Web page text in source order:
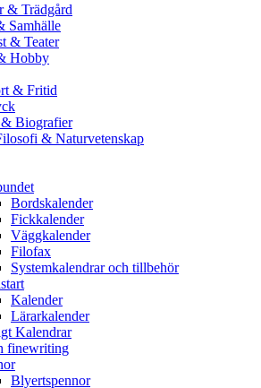
& Trädgård
Samhälle
& Teater
Hobby
& Fritid
Biografier
& Naturvetenskap
Bordskalender
Fickkalender
Väggkalender
Filofax
Systemkalendrar och tillbehör
Kalender
Lärarkalender
Kalendrar
finewriting
Blyertspennor